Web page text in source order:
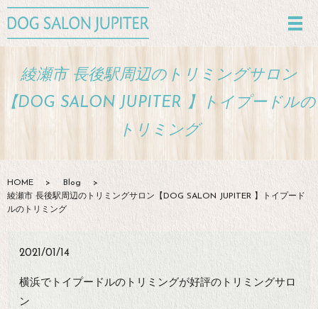
綾瀬市 長後駅周辺のトリミングサロン
【DOG SALON JUPITER 】トイプードルの
トリミング
HOME
Blog
綾瀬市 長後駅周辺のトリミングサロン【DOG SALON JUPITER 】トイプード
ルのトリミング
2021/01/14
横浜でトイプードルのトリミングが好評のトリミングサロ
ン